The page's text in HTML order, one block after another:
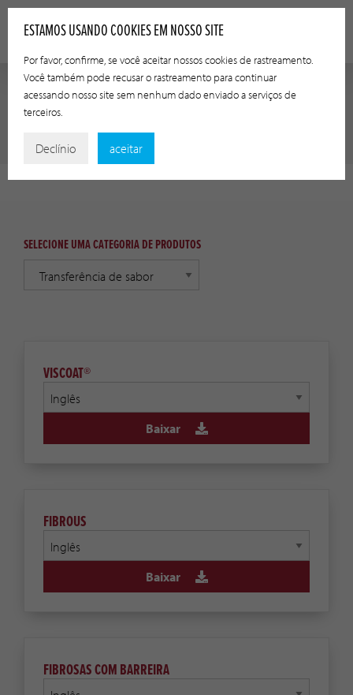
RECURSOS DOS PRODUTOS
SELECIONE UMA CATEGORIA DE PRODUTOS
VISCOAT®
Baixar
FIBROUS
Baixar
FIBROSAS COM BARREIRA
ESTAMOS USANDO COOKIES EM NOSSO SITE
Por favor, confirme, se você aceitar nossos cookies de rastreamento.
Você também pode recusar o rastreamento para continuar
acessando nosso site sem nenhum dado enviado a serviços de
terceiros.
Declínio aceitar